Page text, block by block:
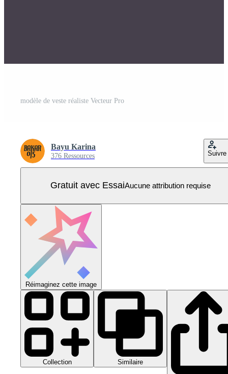
modèle de veste réaliste Vecteur Pro
Bayu Karina
376 Ressources Suivre
Gratuit avec EssaiAucune attribution requise
Réimaginez cette image
Collection Similaire